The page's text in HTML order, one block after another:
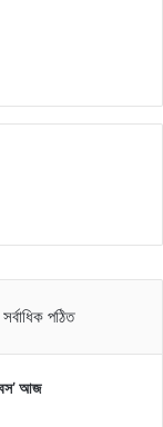
সর্বাধিক পঠিত
আজ